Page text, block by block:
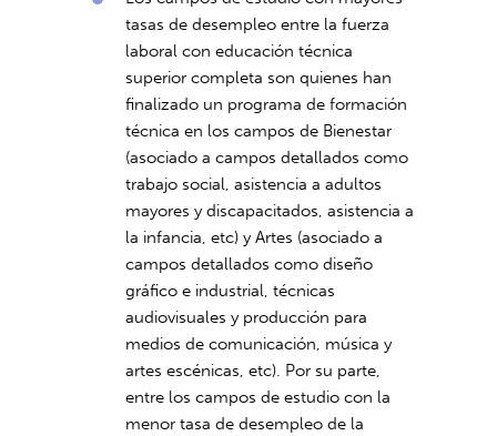
tasas de desempleo entre la fuerza
laboral con educación técnica
superior completa son quienes han
finalizado un programa de formación
técnica en los campos de Bienestar
(asociado a campos detallados como
trabajo social, asistencia a adultos
mayores y discapacitados, asistencia a
la infancia, etc) y Artes (asociado a
campos detallados como diseño
gráfico e industrial, técnicas
audiovisuales y producción para
medios de comunicación, música y
artes escénicas, etc). Por su parte,
entre los campos de estudio con la
menor tasa de desempleo de la